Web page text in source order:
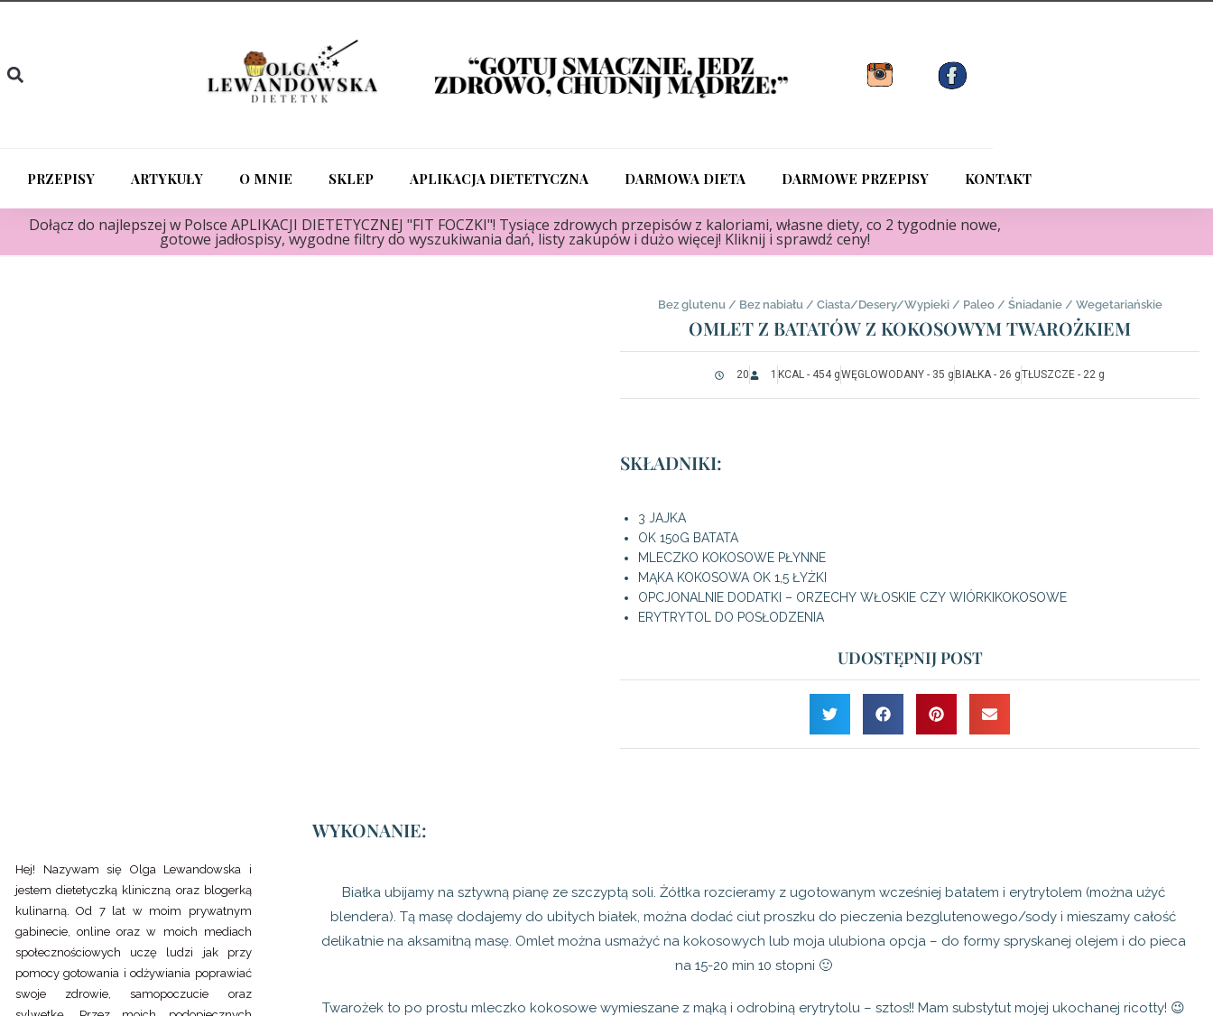
PRZEPISY ARTYKUŁY O MNIE SKLEP APLIKACJA DIETETYCZNA DARMOWA DIETA DARMOWE PRZEPISY KONTAKT
Dołącz do najlepszej w Polsce APLIKACJI DIETETYCZNEJ "FIT FOCZKI"! Tysiące zdrowych przepisów z kaloriami, własne diety, co 2 tygodnie nowe,
gotowe jadłospisy, wygodne filtry do wyszukiwania dań, listy zakupów i dużo więcej! Kliknij i sprawdź ceny!
Bez glutenu/ Bez nabiału/ Ciasta/Desery/Wypieki/ Paleo/ Śniadanie/ Wegetariańskie
OMLET Z BATATÓW Z KOKOSOWYM TWAROŻKIEM
20 1 KCAL - 454 gWĘGLOWODANY - 35 g BIAŁKA - 26 gTŁUSZCZE - 22 g
SKŁADNIKI:
3 JAJKA
OK 150G BATATA
MLECZKO KOKOSOWE PŁYNNE
MĄKA KOKOSOWA OK 1,5 ŁYŻKI
OPCJONALNIE DODATKI – ORZECHY WŁOSKIE CZY WIÓRKIKOKOSOWE
ERYTRYTOL DO POSŁODZENIA
UDOSTĘPNIJ POST
Hej! Nazywam się Olga Lewandowska i
jestem dietetyczką kliniczną oraz blogerką
kulinarną. Od 7 lat w moim prywatnym
gabinecie, online oraz w moich mediach
społecznościowych uczę ludzi jak przy
pomocy gotowania i odżywiania poprawiać
swoje zdrowie, samopoczucie oraz
WYKONANIE:
Białka ubijamy na sztywną pianę ze szczyptą soli. Żółtka rozcieramy z ugotowanym wcześniej batatem i erytrytolem (można użyć
blendera). Tą masę dodajemy do ubitych białek, można dodać ciut proszku do pieczenia bezglutenowego/sody i mieszamy całość
delikatnie na aksamitną masę. Omlet można usmażyć na kokosowych lub moja ulubiona opcja – do formy spryskanej olejem i do pieca
na 15-20 min 10 stopni 🙂
Twarożek to po prostu mleczko kokosowe wymieszane z mąką i odrobiną erytrytolu – sztos!! Mam substytut mojej ukochanej ricotty! 😉